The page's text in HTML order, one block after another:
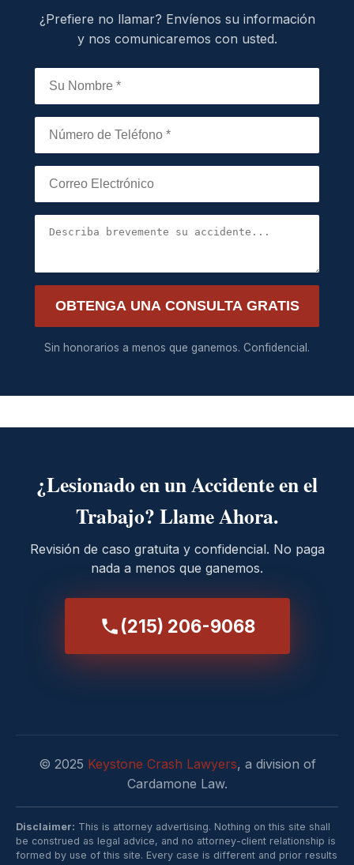
¿Prefiere no llamar? Envíenos su información
y nos comunicaremos con usted.
OBTENGA UNA CONSULTA GRATIS
Sin honorarios a menos que ganemos. Confidencial.
¿Lesionado en un Accidente en el
Trabajo? Llame Ahora.
Revisión de caso gratuita y confidencial. No paga
nada a menos que ganemos.
(215) 206-9068
© 2025 Keystone Crash Lawyers, a division of
Cardamone Law.
Disclaimer: This is attorney advertising. Nothing on this site shall
be construed as legal advice, and no attorney-client relationship is
formed by use of this site. Every case is different and prior results